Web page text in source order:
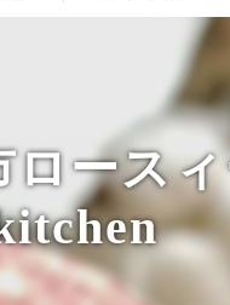
ロース